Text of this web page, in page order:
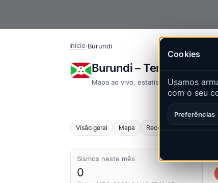
Cookies
Usamos
com o seu
Preferências
Início·Burundi
Burundi – Terremotos |
Mapa ao vivo, estatísticas e eventos
Visão geral Mapa Recentes
Sismos neste mês
0